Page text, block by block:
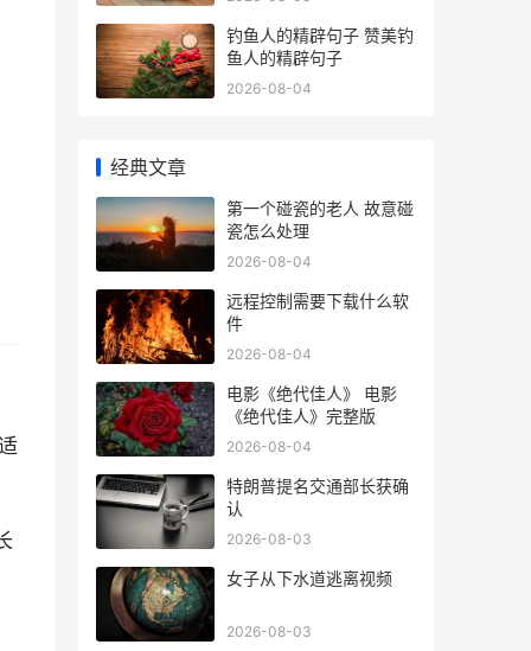
钓鱼人的精辟句子 赞美钓
鱼人的精辟句子
2026-08-04
经典文章
第一个碰瓷的老人 故意碰
瓷怎么处理
2026-08-04
远程控制需要下载什么软
件
2026-08-04
电影《绝代佳人》 电影
《绝代佳人》完整版
2026-08-04
特朗普提名交通部长获确
认
2026-08-03
女子从下水道逃离视频
2026-08-03